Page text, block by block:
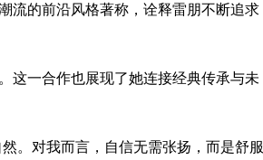
流的前沿风格著称，诠释雷朋不断追求
这一合作也展现了她连接经典传承与未
。对我而言，自信无需张扬，而是舒服